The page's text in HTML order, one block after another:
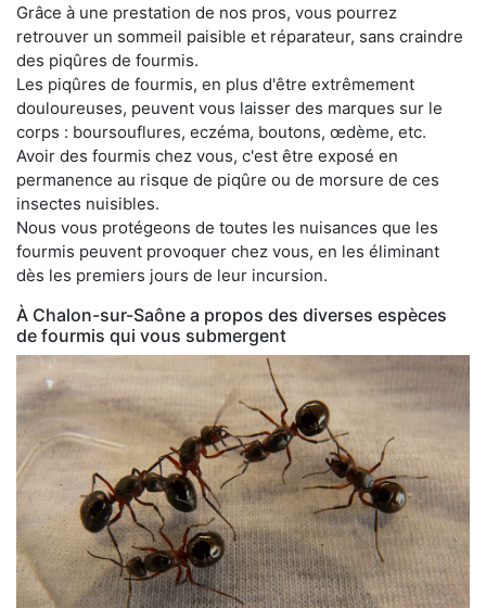
Grâce à une prestation de nos pros, vous pourrez
retrouver un sommeil paisible et réparateur, sans craindre
des piqûres de fourmis.
Les piqûres de fourmis, en plus d'être extrêmement
douloureuses, peuvent vous laisser des marques sur le
corps : boursouflures, eczéma, boutons, œdème, etc.
Avoir des fourmis chez vous, c'est être exposé en
permanence au risque de piqûre ou de morsure de ces
insectes nuisibles.
Nous vous protégeons de toutes les nuisances que les
fourmis peuvent provoquer chez vous, en les éliminant
dès les premiers jours de leur incursion.
À Chalon-sur-Saône a propos des diverses espèces
de fourmis qui vous submergent